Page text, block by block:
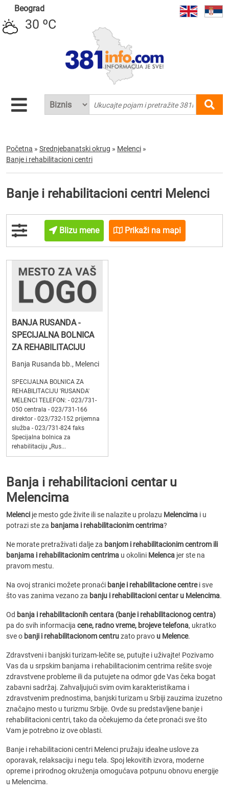
Beograd
30 ºC
Početna » Srednjebanatski okrug » Melenci »
Banje i rehabilitacioni centri
Banje i rehabilitacioni centri Melenci
Blizu mene Prikaži na mapi
BANJA RUSANDA -
SPECIJALNA BOLNICA
ZA REHABILITACIJU
Banja Rusanda bb., Melenci
SPECIJALNA BOLNICA ZA
REHABILITACIJU 'RUSANDA'
MELENCI TELEFON: - 023/731-
050 centrala - 023/731-166
direktor - 023/732-152 prijemna
služba - 023/731-824 faks
Specijalna bolnica za
rehabilitaciju „Rus...
Banja i rehabilitacioni centar u
Melencima
Melenci je mesto gde živite ili se nalazite u prolazu Melencima i u
potrazi ste za banjama i rehabilitacionim centrima?
Ne morate pretraživati dalje za banjom i rehabilitacionim centrom ili
banjama i rehabilitacionim centrima u okolini Melenca jer ste na
pravom mestu.
Na ovoj stranici možete pronaći banje i rehabilitacione centrei sve
što vas zanima vezano za banju i rehabilitacioni centar u Melencima.
Od banja i rehabilitacionih centara (banje i rehabilitacionog centra)
pa do svih informacija cene, radno vreme, brojeve telefona, ukratko
sve o banji i rehabilitacionom centruzato pravo u Melence.
Zdravstveni i banjski turizam-lečite se, putujte i uživajte! Pozivamo
Vas da u srpskim banjama i rehabilitacionim centrima rešite svoje
zdravstvene probleme ili da putujete na odmor gde Vas čeka bogat
zabavni sadržaj. Zahvaljujući svim ovim karakteristikama i
zdravstvenim prednostima, banjski turizam u Srbiji zauzima izuzetno
značajno mesto u turizmu Srbije. Ovde su predstavljene banje i
rehabilitacioni centri, tako da očekujemo da ćete pronaći sve što
Vam je potrebno iz ove oblasti.
Banje i rehabilitacioni centri Melenci pružaju idealne uslove za
oporavak, relaksaciju i negu tela. Spoj lekovitih izvora, moderne
opreme i prirodnog okruženja omogućava potpunu obnovu energije
u Melencima.